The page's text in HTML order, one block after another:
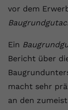
vor dem
Ein
Bericht über
macht sehr
an den
Anbieter
Name
Anbieter